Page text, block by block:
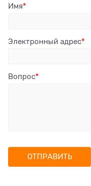
Имя
Электронный адрес
Вопрос